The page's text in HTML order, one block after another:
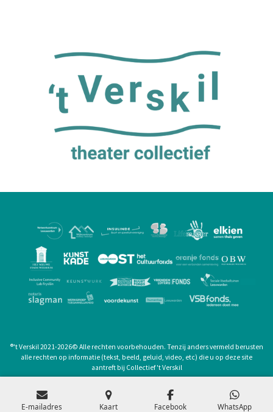
®'t Verskil 2021-2026© Alle rechten voorbehouden. Tenzij anders vermeld berusten
alle rechten op informatie (tekst, beeld, geluid, video, etc) die u op deze site
aantreft bij Collectief 't Verskil
privacyverklaring
E-mailadres Kaart Facebook WhatsApp